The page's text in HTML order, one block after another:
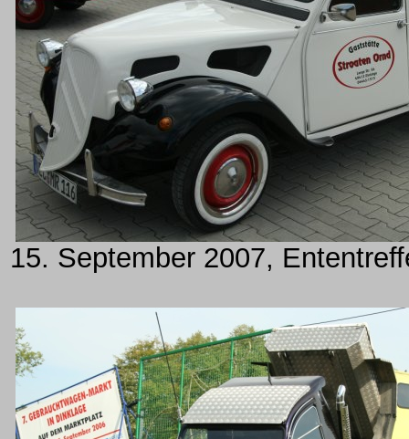
15. September 2007,